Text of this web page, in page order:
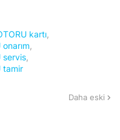
kartı
servis
tamir
Daha eski